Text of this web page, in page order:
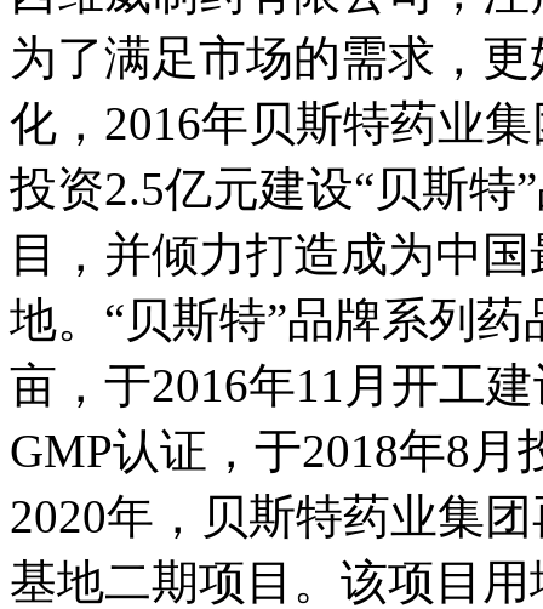
为了满足市场的需求，
化，2016年贝斯特药业
投资2.5亿元建设“贝斯特
目，并倾力打造成为中
地。“贝斯特”品牌系列
亩，于2016年11月开工
GMP认证，于2018年8月
2020年，贝斯特药业集
基地二期项目。该项目